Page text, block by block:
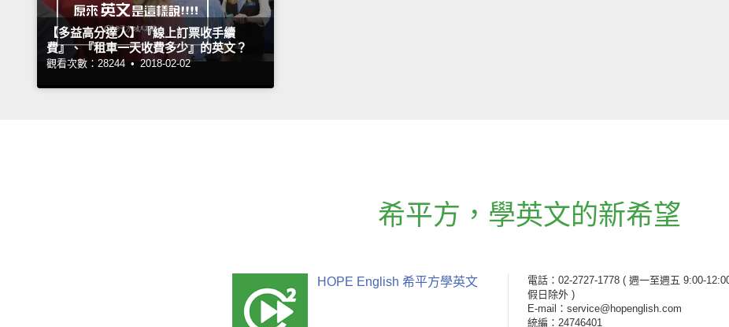
【多益高分達人】『線上訂票收手續
費』、『租車一天收費多少』的英文？
觀看次數：28244 • 2018-02-02
希平方 ， 學英文的新希望
HOPE English 希平方學英文 電話：02-2727-1778 ( 週一至週五 9:00-
假日除外 )
E-mail：service@hopenglish.com
統編：24746401